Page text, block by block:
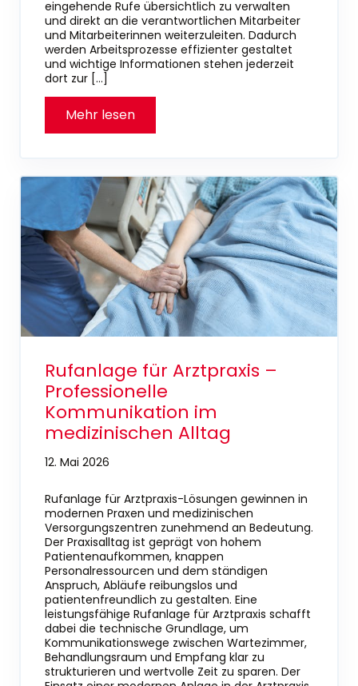
eingehende Rufe übersichtlich zu verwalten
und direkt an die verantwortlichen Mitarbeiter
und Mitarbeiterinnen weiterzuleiten. Dadurch
werden Arbeitsprozesse effizienter gestaltet
und wichtige Informationen stehen jederzeit
dort zur […]
Rufanlage für Arztpraxis –
Professionelle
Kommunikation im
medizinischen Alltag
12. Mai 2026
Rufanlage für Arztpraxis-Lösungen gewinnen in
modernen Praxen und medizinischen
Versorgungszentren zunehmend an Bedeutung.
Der Praxisalltag ist geprägt von hohem
Patientenaufkommen, knappen
Personalressourcen und dem ständigen
Anspruch, Abläufe reibungslos und
patientenfreundlich zu gestalten. Eine
leistungsfähige Rufanlage für Arztpraxis schafft
dabei die technische Grundlage, um
Kommunikationswege zwischen Wartezimmer,
Behandlungsraum und Empfang klar zu
strukturieren und wertvolle Zeit zu sparen. Der